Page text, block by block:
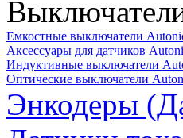
Емкостные выключатели
Аксессуары для датчиков
Индуктивные выключатели
Оптические выключатели
Энкодеры